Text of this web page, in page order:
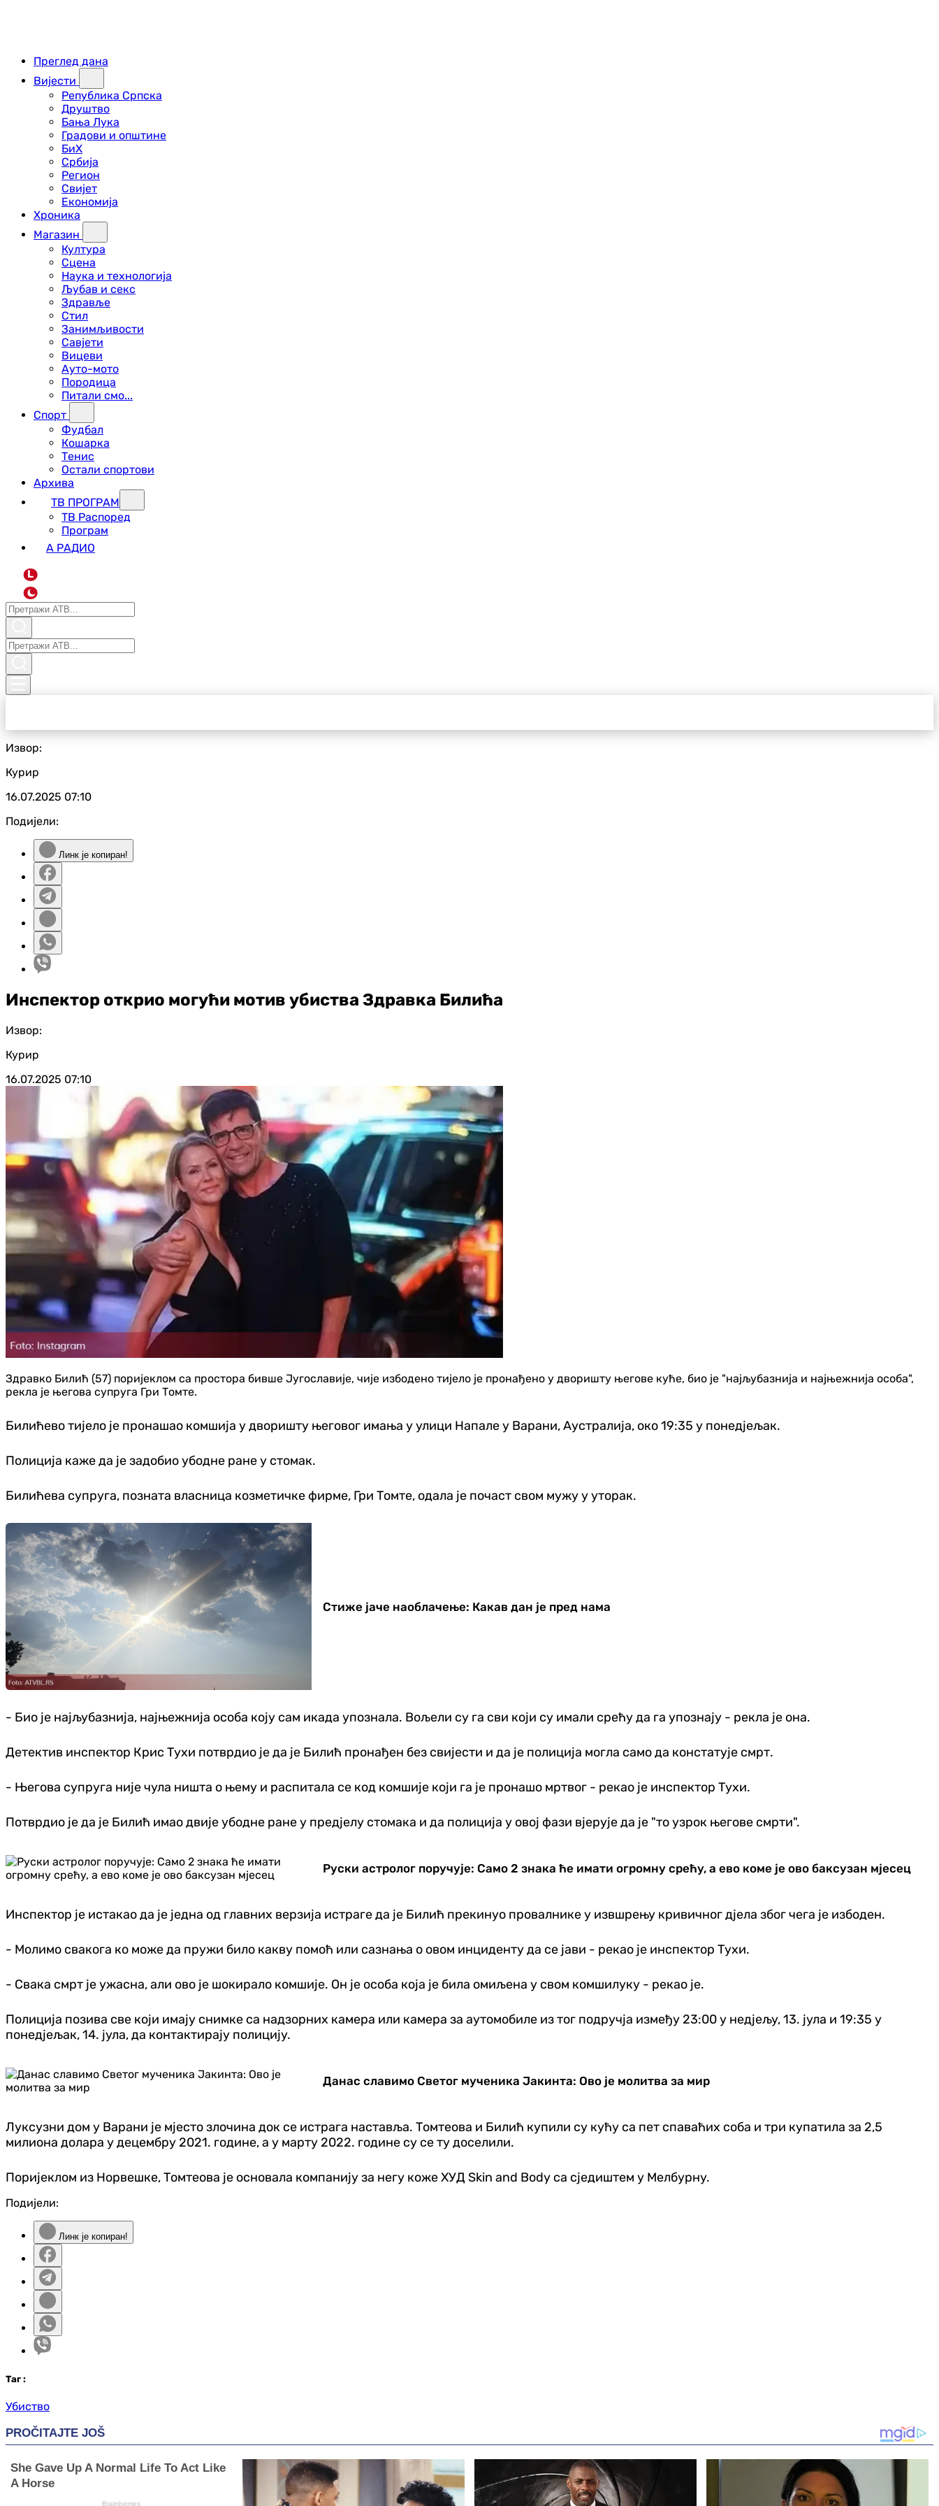
Преглед дана
Вијести
Република Српска
Друштво
Бања Лука
Градови и општине
БиХ
Србија
Регион
Свијет
Економија
Хроника
Магазин
Култура
Сцена
Наука и технологија
Љубав и секс
Здравље
Стил
Занимљивости
Савјети
Вицеви
Ауто-мото
Породица
Питали смо...
Спорт
Фудбал
Кошарка
Тенис
Остали спортови
Архива
ТВ ПРОГРАМ
ТВ Распоред
Програм
А РАДИО
L
Извор:
Курир
16.07.2025 07:10
Подијели:
Линк је копиран!
Инспектор открио могући мотив убиства Здравка Билића
Извор:
Курир
16.07.2025 07:10
Здравко Билић (57) поријеклом са простора бивше Југославије, чије избодено тијело је пронађено у дворишту његове куће, био је "најљубазнија и најњежнија особа",
рекла је његова супруга Гри Томте.
Билићево тијело је пронашао комшија у дворишту његовог имања у улици Напале у Варани, Аустралија, око 19:35 у понедјељак.
Полиција каже да је задобио убодне ране у стомак.
Билићева супруга, позната власница козметичке фирме, Гри Томте, одала је почаст свом мужу у уторак.
Стиже јаче наоблачење: Какав дан је пред нама
- Био је најљубазнија, најњежнија особа коју сам икада упознала. Вољели су га сви који су имали срећу да га упознају - рекла је она.
Детектив инспектор Крис Тухи потврдио је да је Билић пронађен без свијести и да је полиција могла само да констатује смрт.
- Његова супруга није чула ништа о њему и распитала се код комшије који га је пронашо мртвог - рекао је инспектор Тухи.
Потврдио је да је Билић имао двије убодне ране у предјелу стомака и да полиција у овој фази вјерује да је "то узрок његове смрти".
Руски астролог поручује: Само 2 знака ће имати огромну срећу, а ево коме је ово баксузан мјесец
Инспектор је истакао да је једна од главних верзија истраге да је Билић прекинуо провалнике у извшрењу кривичног дјела због чега је избоден.
- Молимо свакога ко може да пружи било какву помоћ или сазнања о овом инциденту да се јави - рекао је инспектор Тухи.
- Свака смрт је ужасна, али ово је шокирало комшије. Он је особа која је била омиљена у свом комшилуку - рекао је.
Полиција позива све који имају снимке са надзорних камера или камера за аутомобиле из тог подручја између 23:00 у недјељу, 13. јула и 19:35 у
понедјељак, 14. јула, да контактирају полицију.
Данас славимо Светог мученика Јакинта: Ово је молитва за мир
Луксузни дом у Варани је мјесто злочина док се истрага наставља. Томтеова и Билић купили су кућу са пет спаваћих соба и три купатила за 2,5
милиона долара у децембру 2021. године, а у марту 2022. године су се ту доселили.
Поријеклом из Норвешке, Томтеова је основала компанију за негу коже ХУД Skin and Body са сједиштем у Мелбурну.
Подијели:
Линк је копиран!
Таг :
Убиство